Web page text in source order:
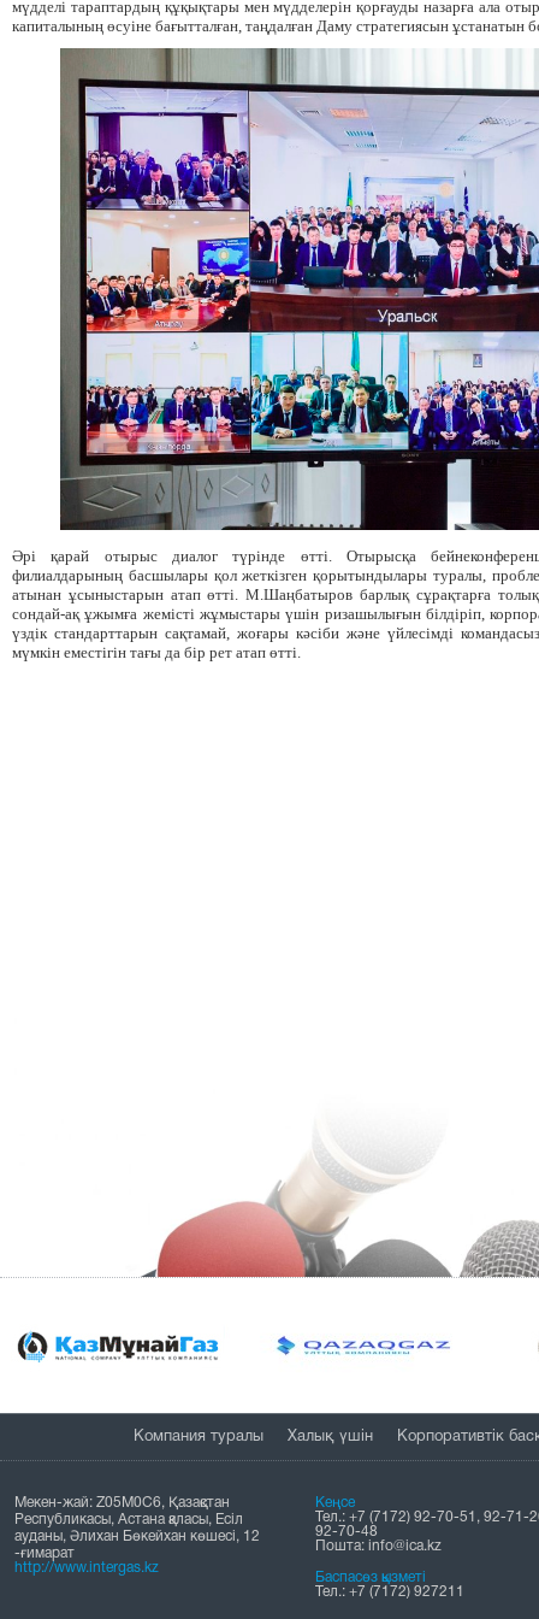
мүдделі тараптардың құқықтары мен мүдделерін қорғауды назарға ала
капиталының өсуіне бағытталған, таңдалған Даму стратегиясын ұстанатын
Әрі қарай отырыс диалог түрінде өтті. Отырысқа
филиалдарының басшылары қол жеткізген қорытындылары туралы,
атынан ұсыныстарын атап өтті. М.Шаңбатыров барлық сұрақтарға
сондай-ақ ұжымға жемісті жұмыстары үшін ризашылығын білдіріп,
үздік стандарттарын сақтамай, жоғары кәсіби және үйлесімді
мүмкін еместігін тағы да бір рет атап өтті.
Компания туралы Халық үшін Корпоративтік
Мекен-жай: Z05M0C6, Қазақстан
Республикасы, Астана қаласы, Есіл
ауданы, Әлихан Бөкейхан көшесі, 12
-ғимарат
http://www.intergas.kz
Кеңсе
Тел.: +7 (7172) 92-70-51, 92-71-
92-70-48
Пошта: info@ica.kz
Баспасөз қызметі
Тел.: +7 (7172) 927211